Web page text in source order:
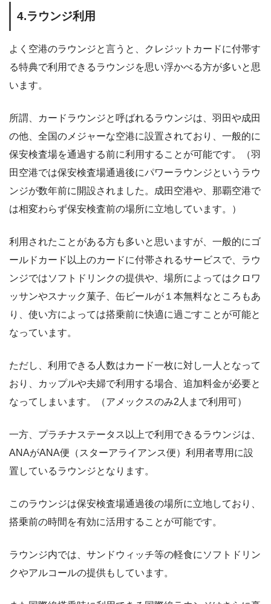
4.ラウンジ利用
よく空港のラウンジと言うと、クレジットカードに付帯す
る特典で利用できるラウンジを思い浮かべる方が多いと思
います。
所謂、カードラウンジと呼ばれるラウンジは、羽田や成田
の他、全国のメジャーな空港に設置されており、一般的に
保安検査場を通過する前に利用することが可能です。（羽
田空港では保安検査場通過後にパワーラウンジというラウ
ンジが数年前に開設されました。成田空港や、那覇空港で
は相変わらず保安検査前の場所に立地しています。）
利用されたことがある方も多いと思いますが、一般的にゴ
ールドカード以上のカードに付帯されるサービスで、ラウ
ンジではソフトドリンクの提供や、場所によってはクロワ
ッサンやスナック菓子、缶ビールが１本無料なところもあ
り、使い方によっては搭乗前に快適に過ごすことが可能と
なっています。
ただし、利用できる人数はカード一枚に対し一人となって
おり、カップルや夫婦で利用する場合、追加料金が必要と
なってしまいます。（アメックスのみ2人まで利用可）
一方、プラチナステータス以上で利用できるラウンジは、
ANAがANA便（スターアライアンス便）利用者専用に設
置しているラウンジとなります。
このラウンジは保安検査場通過後の場所に立地しており、
搭乗前の時間を有効に活用することが可能です。
ラウンジ内では、サンドウィッチ等の軽食にソフトドリン
クやアルコールの提供もしています。